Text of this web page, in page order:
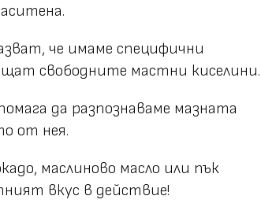
че имаме специфични
свободните мастни киселини.
да разпознаваме мазната
от нея.
маслиново масло или пък
вкус в действие!